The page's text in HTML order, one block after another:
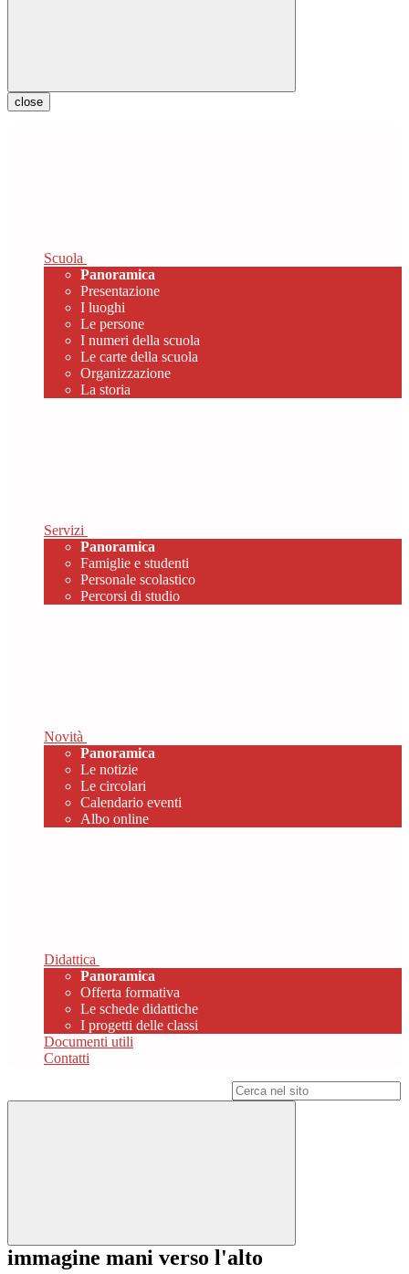
close
Scuola
Panoramica
Presentazione
I luoghi
Le persone
I numeri della scuola
Le carte della scuola
Organizzazione
La storia
Servizi
Panoramica
Famiglie e studenti
Personale scolastico
Percorsi di studio
Novità
Panoramica
Le notizie
Le circolari
Calendario eventi
Albo online
Didattica
Panoramica
Offerta formativa
Le schede didattiche
I progetti delle classi
Documenti utili
Contatti
immagine mani verso l'alto